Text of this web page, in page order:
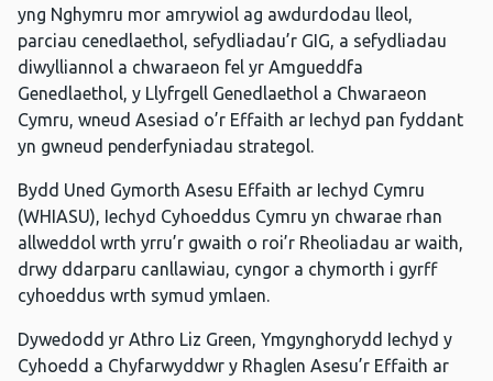
yng Nghymru mor amrywiol ag awdurdodau lleol,
parciau cenedlaethol, sefydliadau’r GIG, a sefydliadau
diwylliannol a chwaraeon fel yr Amgueddfa
Genedlaethol, y Llyfrgell Genedlaethol a Chwaraeon
Cymru, wneud Asesiad o’r Effaith ar Iechyd pan fyddant
yn gwneud penderfyniadau strategol.
Bydd Uned Gymorth Asesu Effaith ar Iechyd Cymru
(WHIASU), Iechyd Cyhoeddus Cymru yn chwarae rhan
allweddol wrth yrru’r gwaith o roi’r Rheoliadau ar waith,
drwy ddarparu canllawiau, cyngor a chymorth i gyrff
cyhoeddus wrth symud ymlaen.
Dywedodd yr Athro Liz Green, Ymgynghorydd Iechyd y
Cyhoedd a Chyfarwyddwr y Rhaglen Asesu’r Effaith ar